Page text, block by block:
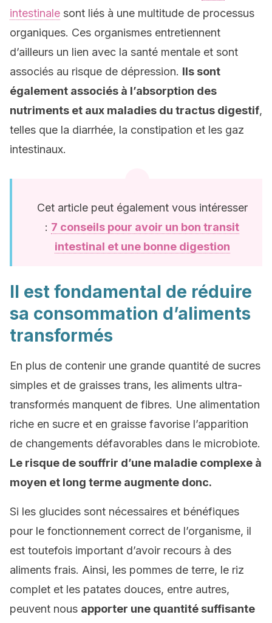
intestinale sont liés à une multitude de processus
organiques. Ces organismes entretiennent
d’ailleurs un lien avec la santé mentale et sont
associés au risque de dépression. Ils sont
également associés à l’absorption des
nutriments et aux maladies du tractus digestif,
telles que la diarrhée, la constipation et les gaz
intestinaux.
Cet article peut également vous intéresser
: 7 conseils pour avoir un bon transit
intestinal et une bonne digestion
Il est fondamental de réduire
sa consommation d’aliments
transformés
En plus de contenir une grande quantité de sucres
simples et de graisses trans, les aliments ultra-
transformés manquent de fibres. Une alimentation
riche en sucre et en graisse favorise l’apparition
de changements défavorables dans le microbiote.
Le risque de souffrir d’une maladie complexe à
moyen et long terme augmente donc.
Si les glucides sont nécessaires et bénéfiques
pour le fonctionnement correct de l’organisme, il
est toutefois important d’avoir recours à des
aliments frais. Ainsi, les pommes de terre, le riz
complet et les patates douces, entre autres,
peuvent nous apporter une quantité suffisante